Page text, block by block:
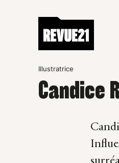
Illustratrice
Candice